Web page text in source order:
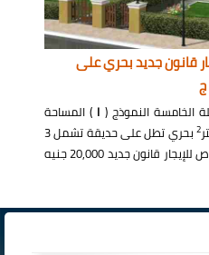
قانون جديد بحري على
الخامسة النموذج ( I ) المساحة
2
بحري تطل على حديقة تشمل 3
نوم 3 حمام 0 بلكونة تشطيب خاص للإيجار قانون جديد 20,000 جنيه